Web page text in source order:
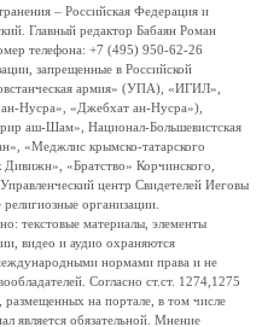
– Российская Федерация и
Главный редактор Бабаян Роман
телефона: +7 (495) 950-62-26
запрещенные в Российской
армия» (УПА), «ИГИЛ»,
Нусра», «Джебхат ан-Нусра»),
аш-Шам», Национал-Большевистская
«Меджлис крымско-татарского
«Братство» Корчинского,
центр Свидетелей Иеговы
организации.
текстовые материалы, элементы
видео и аудио охраняются
нормами права и не
Согласно ст.ст. 1274,1275
на портале, в том числе
является обязательной. Мнение